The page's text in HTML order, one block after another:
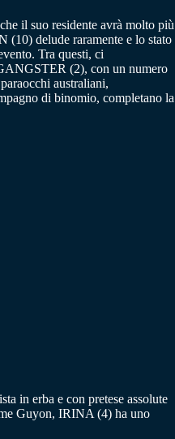
il suo residente avrà molto più
(10) delude raramente e lo stato
Tra questi, ci
(2), con un numero
australiani,
di binomio, completano la
in erba e con pretese assolute
Guyon, IRINA (4) ha uno